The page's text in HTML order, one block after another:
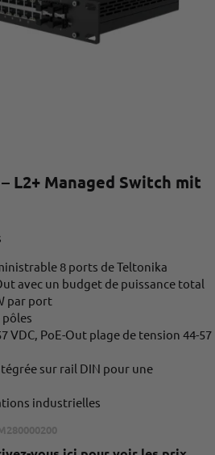
L2+ Managed Switch mit
8 ports de Teltonika
avec un budget de puissance total
par port
VDC, PoE-Out plage de tension 44-57
sur rail DIN pour une
industrielles